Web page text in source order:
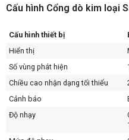
Cấu hình Cổng dò kim loại
Cấu hình thiết bị
Hiển thị
Số vùng phát hiện
Chiều cao nhận dạng tối thiểu
Cảnh báo
Độ nhạy